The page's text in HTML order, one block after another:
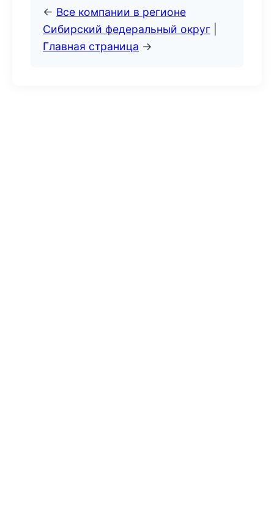
← Все компании в регионе
Сибирский федеральный округ
Главная страница →